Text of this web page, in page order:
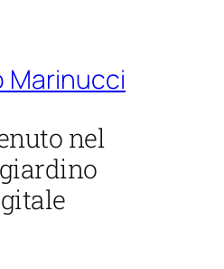
Marinucci
nel